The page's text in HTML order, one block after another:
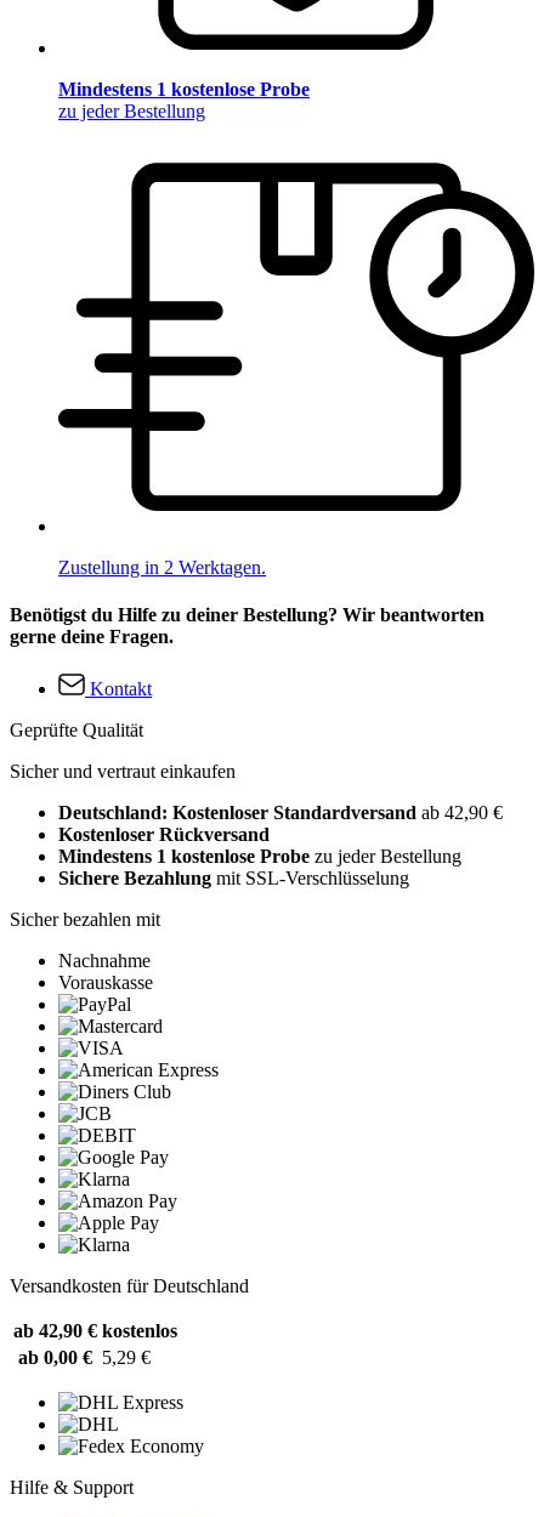
Mindestens 1 kostenlose Probe
zu jeder Bestellung
Zustellung in 2 Werktagen.
Benötigst du Hilfe zu deiner Bestellung? Wir beantworten
gerne deine Fragen.
Kontakt
Geprüfte Qualität
Sicher und vertraut einkaufen
Deutschland: Kostenloser Standardversand ab 42,90 €
Kostenloser Rückversand
Mindestens 1 kostenlose Probe zu jeder Bestellung
Sichere Bezahlung mit SSL-Verschlüsselung
Sicher bezahlen mit
Nachnahme
Vorauskasse
Versandkosten für Deutschland
ab 42,90 € kostenlos
ab 0,00 € 5,29 €
Hilfe & Support